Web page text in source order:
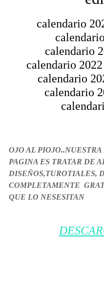
calendario
calendario
calendario
calendario
calendario
OJO AL
PAGINA ES TRATAR DE
DISEÑOS,TUROTIALES,
COMPLETAMENTE
QUE LO NESESITAN